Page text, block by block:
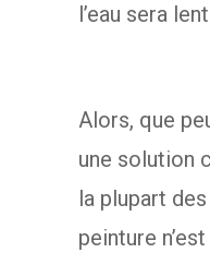
l’eau sera
Alors, que
une solution
la plupart
peinture